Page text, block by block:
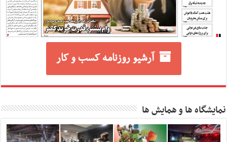
آرشیو روزنامه کسب و کار
نمایشگاه ها و همایش ها